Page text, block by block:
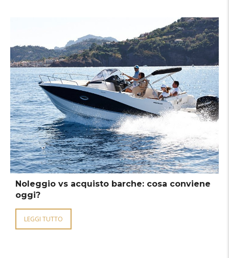
Noleggio vs acquisto barche: cosa conviene
oggi?
LEGGI TUTTO